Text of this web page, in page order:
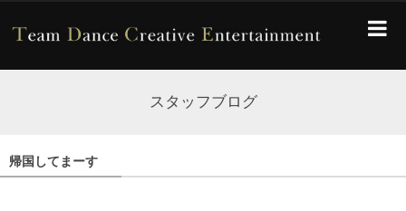
スタッフブログ
帰国してまーす